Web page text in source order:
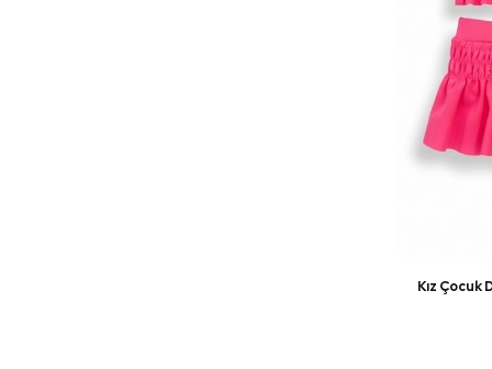
Kız Çocuk